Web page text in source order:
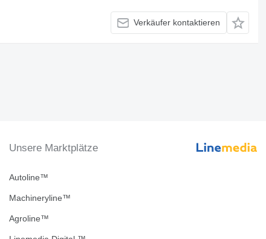
Verkäufer kontaktieren
Unsere Marktplätze
Autoline™
Machineryline™
Agroline™